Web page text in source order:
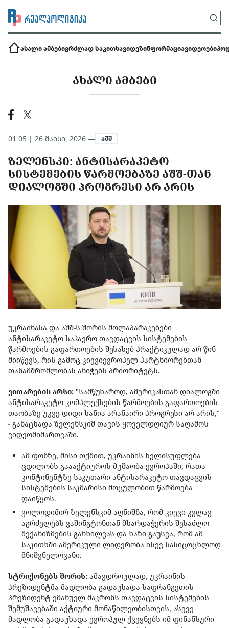
ახალი ამბებიგრძლად საკითხავიდეზინფორმაციავიდეოები
ᲐᲮᲐᲚᲘ ᲐᲛᲑᲔᲑᲘ
01:05 | 26 მაისი, 2026 — აშშ
ᲖᲔᲚᲔᲜᲡᲙᲘ: ᲐᲜᲢᲘᲡᲐᲠᲐᲙᲔᲢᲝ
ᲡᲘᲡᲢᲔᲛᲔᲑᲘᲡ ᲬᲐᲠᲛᲝᲔᲑᲐᲖᲔ ᲐᲨᲨ-ᲗᲐᲜ
ᲓᲘᲐᲚᲝᲒᲨᲘ ᲞᲠᲝᲒᲠᲔᲡᲘ ᲐᲠ ᲐᲠᲘᲡ
უკრაინასა და აშშ-ს შორის მოლაპარაკებები
ანტისარაკეტო საჰაერო თავდაცვის სისტემების
წარმოების გაფართოების შესახებ პრაქტიკულად არ წინ
მიიწევს, რის გამოც კიევიევროპელ პარტნიორებთან
თანამშრომლობას ანიჭებს პრიორიტეტს.
ვითარების არსი: "სამწუხაროდ, ამერიკასთან დიალოგში
ანტისარაკეტო კომპლექსების წარმოების გაფართოების
თაობაზე უკვე დიდი ხანია არანაირი პროგრესი არ არის,"
- განაცხადა ზელენსკიმ თავის ყოველდღიურ საღამოს
ვიდეომიმართვაში.
ამ ფონზე, მისი თქმით, უკრაინის ხელისუფლება
ცდილობს გაააქტიუროს მუშაობა ევროპაში, რათა
კონტინენტზე საკუთარი ანტისარაკეტო თავდაცვის
სისტემების საკმარისი მოცულობით წარმოება
დაიწყოს.
ვოლოდიმირ ზელენსკიმ აღნიშნა, რომ კიევი კვლავ
აგრძელებს ვაშინგტონთან მხარდაჭერის შესაძლო
მექანიზმების განხილვას და ხაზი გაუსვა, რომ ამ
საკითხში ამერიკული ლიდერობა ისევ სასიცოცხლოდ
მნიშვნელოვანი.
სტრიქონებს შორის: ამავდროულად, უკრაინის
პრეზიდენტმა მადლობა გადაუხადა საფრანგეთის
პრეზიდენტ ემანუელ მაკრონს თავდაცვის სისტემების
შემუშავებაში აქტიური მონაწილეობისთვის, ასევე
მადლობა გადაუხადა ევროპულ ქვეყნებს იმ ფინანსური